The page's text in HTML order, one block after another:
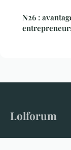
N26 :
Lolforum